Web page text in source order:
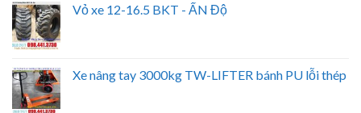
Vỏ xe 12-16.5 BKT - ẤN Độ
Xe nâng tay 3000kg TW-LIFTER bánh PU lỗi thép